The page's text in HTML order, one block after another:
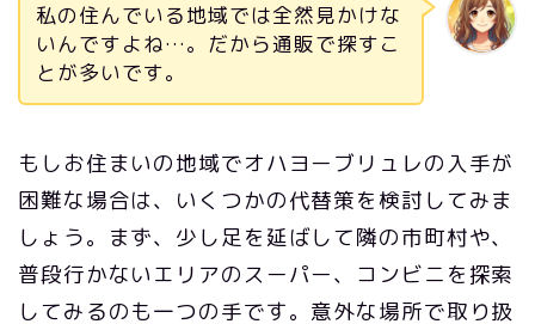
私の住んでいる地域では全然見かけな
いんですよね…。だから通販で探すこ
とが多いです。
もしお住まいの地域でオハヨーブリュレの入手が
困難な場合は、いくつかの代替策を検討してみま
しょう。まず、少し足を延ばして隣の市町村や、
普段行かないエリアのスーパー、コンビニを探索
してみるのも一つの手です。意外な場所で取り扱